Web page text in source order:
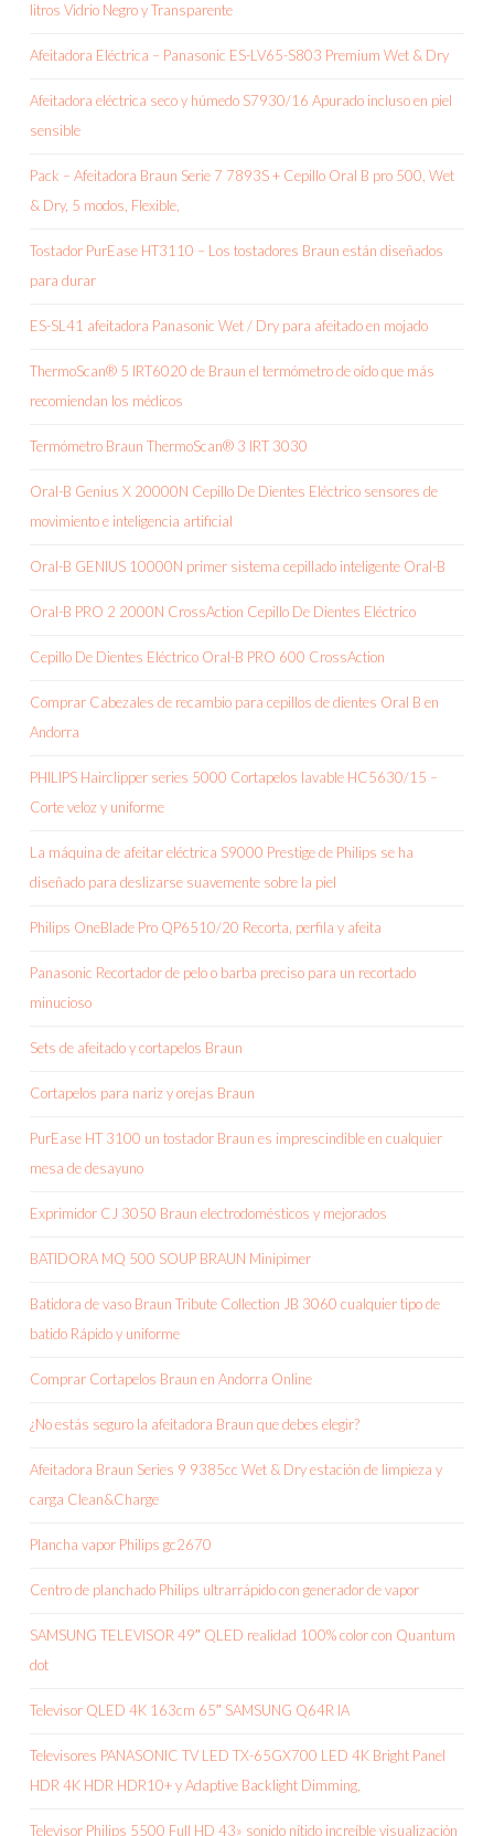
litros Vidrio Negro y Transparente
Afeitadora Eléctrica – Panasonic ES-LV65-S803 Premium Wet & Dry
Afeitadora eléctrica seco y húmedo S7930/16 Apurado incluso en piel
sensible
Pack – Afeitadora Braun Serie 7 7893S + Cepillo Oral B pro 500, Wet
& Dry, 5 modos, Flexible,
Tostador PurEase HT3110 – Los tostadores Braun están diseñados
para durar
ES-SL41 afeitadora Panasonic Wet / Dry para afeitado en mojado
ThermoScan® 5 IRT6020 de Braun el termómetro de oído que más
recomiendan los médicos
Termómetro Braun ThermoScan® 3 IRT 3030
Oral-B Genius X 20000N Cepillo De Dientes Eléctrico sensores de
movimiento e inteligencia artificial
Oral-B GENIUS 10000N primer sistema cepillado inteligente Oral-B
Oral-B PRO 2 2000N CrossAction Cepillo De Dientes Eléctrico
Cepillo De Dientes Eléctrico Oral-B PRO 600 CrossAction
Comprar Cabezales de recambio para cepillos de dientes Oral B en
Andorra
PHILIPS Hairclipper series 5000 Cortapelos lavable HC5630/15 –
Corte veloz y uniforme
La máquina de afeitar eléctrica S9000 Prestige de Philips se ha
diseñado para deslizarse suavemente sobre la piel
Philips OneBlade Pro QP6510/20 Recorta, perfila y afeita
Panasonic Recortador de pelo o barba preciso para un recortado
minucioso
Sets de afeitado y cortapelos Braun
Cortapelos para nariz y orejas Braun
PurEase HT 3100 un tostador Braun es imprescindible en cualquier
mesa de desayuno
Exprimidor CJ 3050 Braun electrodomésticos y mejorados
BATIDORA MQ 500 SOUP BRAUN Minipimer
Batidora de vaso Braun Tribute Collection JB 3060 cualquier tipo de
batido Rápido y uniforme
Comprar Cortapelos Braun en Andorra Online
¿No estás seguro la afeitadora Braun que debes elegir?
Afeitadora Braun Series 9 9385cc Wet & Dry estación de limpieza y
carga Clean&Charge
Plancha vapor Philips gc2670
Centro de planchado Philips ultrarrápido con generador de vapor
SAMSUNG TELEVISOR 49″ QLED realidad 100% color con Quantum
dot
Televisor QLED 4K 163cm 65″ SAMSUNG Q64R IA
Televisores PANASONIC TV LED TX-65GX700 LED 4K Bright Panel
HDR 4K HDR HDR10+ y Adaptive Backlight Dimming,
Televisor Philips 5500 Full HD 43» sonido nítido increíble visualización